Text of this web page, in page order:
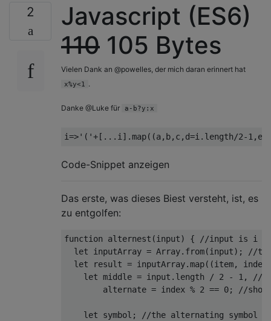
2
Javascript (ES6)
110 105 Bytes
Vielen Dank an @powelles, der mich daran erinnert hat
x%y<1 .
Danke @Luke für a-b?y:x
Code-Snippet anzeigen
Das erste, was dieses Biest versteht, ist, es
zu entgolfen:
function alternest(input) { //input is i
let inputArray = Array.from(input); //
let result = inputArray.map((item,
let middle = input.length / 2 - 1, //
alternate = index % 2 == 0; //
    let symbol; //the alternating symbol